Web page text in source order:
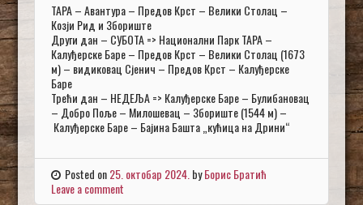
ТАРА – Авантура – Предов Крст – Велики Столац –
Козји Рид и Збориште
Други дан – СУБОТА => Национални Парк ТАРА –
Калуђерске Баре – Предов Крст – Велики Столац (1673
м) – видиковац Сјенич – Предов Крст – Калуђерске
Баре
Трећи дан – НЕДЕЉА => Калуђерске Баре – Булибановац
– Добро Поље – Милошевац – Збориште (1544 м) –
Калуђерске Баре – Бајина Башта „кућица на Дрини“
Posted on25. октобар 2024. byБорис Братић
Leave a comment